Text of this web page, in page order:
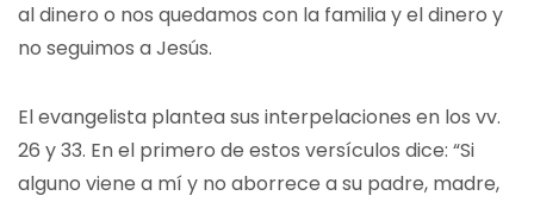
al dinero o nos quedamos con la familia y el dinero y
no seguimos a Jesús.
El evangelista plantea sus interpelaciones en los vv.
26 y 33. En el primero de estos versículos dice: “Si
alguno viene a mí y no aborrece a su padre, madre,